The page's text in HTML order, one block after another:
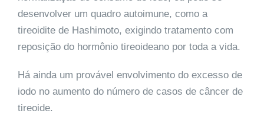
desenvolver um quadro autoimune, como a
tireoidite de Hashimoto, exigindo tratamento com
reposição do hormônio tireoideano por toda a vida.
Há ainda um provável envolvimento do excesso de
iodo no aumento do número de casos de câncer de
tireoide.